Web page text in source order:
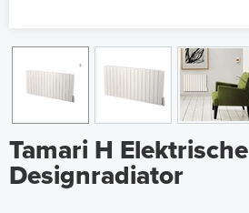
Tamari H Elektrische
Designradiator